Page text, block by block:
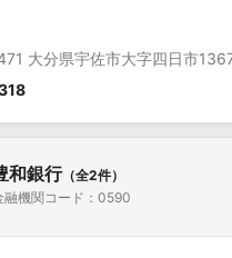
大分県宇佐市大字四日市
和銀行（全2件）
融機関コード：0590